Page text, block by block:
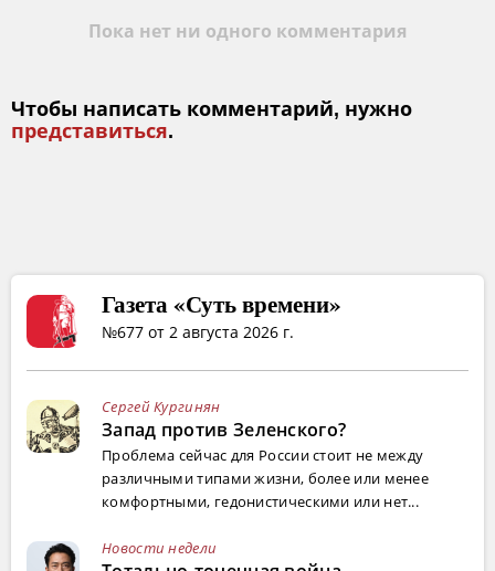
Пока нет ни одного комментария
Чтобы написать комментарий, нужно
представиться.
Газета «Суть времени»
№677 от 2 августа 2026 г.
Сергей Кургинян
Запад против Зеленского?
Проблема сейчас для России стоит не между
различными типами жизни, более или менее
комфортными, гедонистическими или нет...
Новости недели